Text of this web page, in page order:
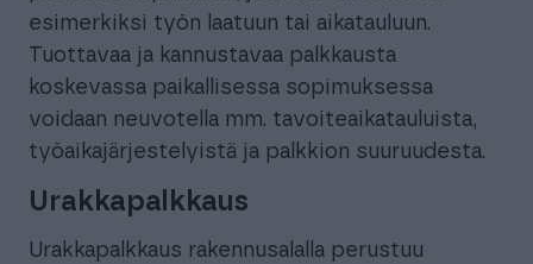
esimerkiksi työn laatuun tai aikatauluun.
Tuottavaa ja kannustavaa palkkausta
koskevassa paikallisessa sopimuksessa
voidaan neuvotella mm. tavoiteaikatauluista,
työaikajärjestelyistä ja palkkion suuruudesta.
Urakkapalkkaus
Urakkapalkkaus rakennusalalla perustuu